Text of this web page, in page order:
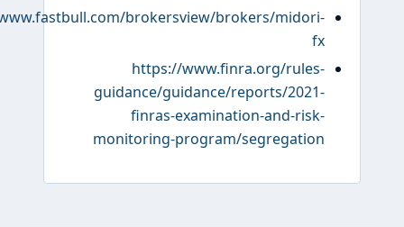
https://www.fastbull.com/brokersview/brokers/midori-
https://www.finra.org/rules-
guidance/guidance/reports/2021-
finras-examination-and-risk-
monitoring-program/segregation